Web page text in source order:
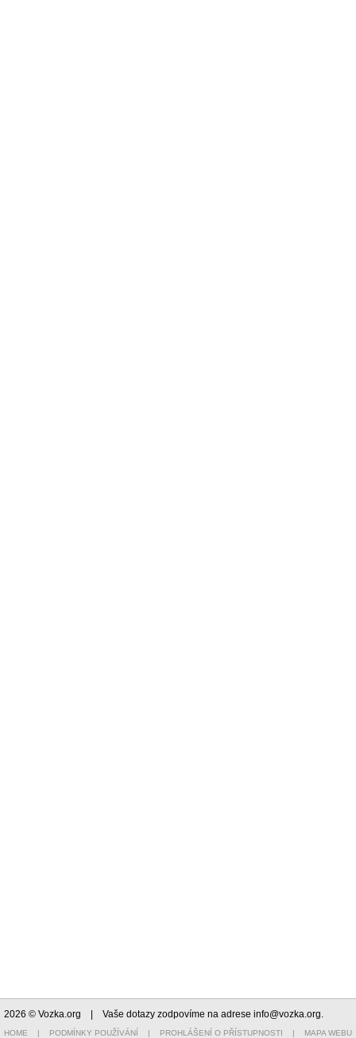
2026 © Vozka.org | Vaše dotazy zodpovíme na adrese info@vozka.org.
HOME | PODMÍNKY POUŽÍVÁNÍ | PROHLÁŠENÍ O PŘÍSTUPNOSTI | MAPA WEBU